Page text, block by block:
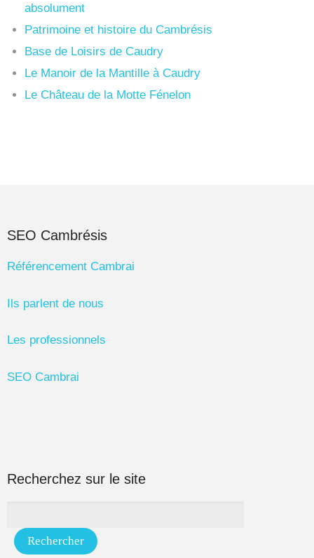
absolument
Patrimoine et histoire du Cambrésis
Base de Loisirs de Caudry
Le Manoir de la Mantille à Caudry
Le Château de la Motte Fénelon
SEO Cambrésis
Référencement Cambrai
Ils parlent de nous
Les professionnels
SEO Cambrai
Recherchez sur le site